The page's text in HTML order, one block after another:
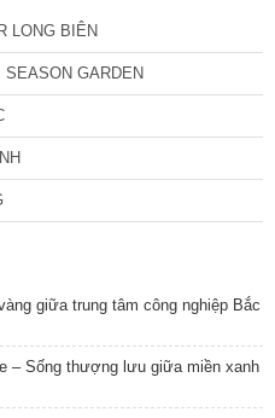
LONG BIÊN
GARDEN
giữa trung tâm công nghiệp Bắc
– Sống thượng lưu giữa miền xanh